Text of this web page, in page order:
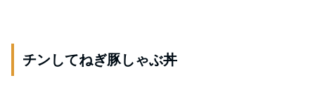
チンしてねぎ豚しゃぶ丼